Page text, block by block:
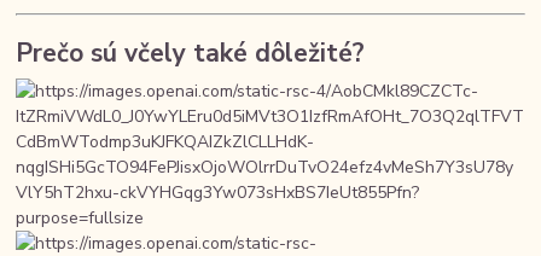
Prečo sú včely také dôležité?